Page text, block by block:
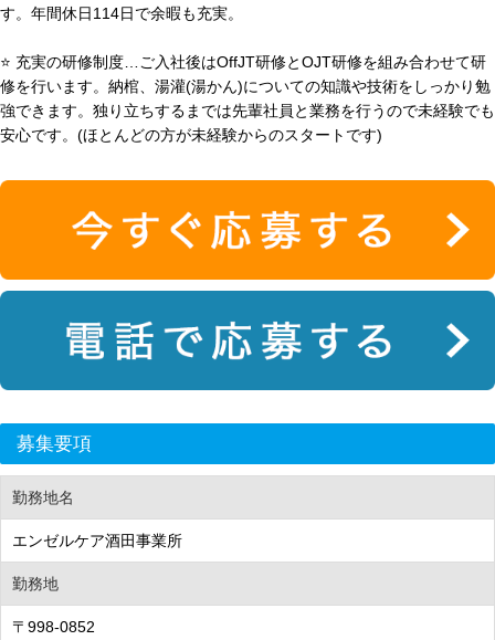
す。年間休日114日で余暇も充実。
⭐ 充実の研修制度…ご入社後はOffJT研修とOJT研修を組み合わせて研
修を行います。納棺、湯灌(湯かん)についての知識や技術をしっかり勉
強できます。独り立ちするまでは先輩社員と業務を行うので未経験でも
安心です。(ほとんどの方が未経験からのスタートです)
募集要項
勤務地名
エンゼルケア酒田事業所
勤務地
〒998-0852